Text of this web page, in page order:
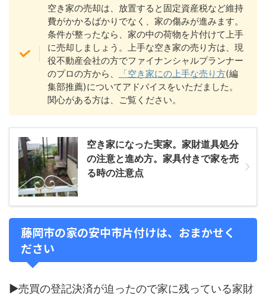
空き家の売却は、放置すると固定資産税など維持
費がかかるばかりでなく、家の傷みが進みます。
条件が整ったなら、家の中の荷物を片付けて上手
に売却しましょう。上手な空き家の売り方は、現
役不動産会社の方でファイナンシャルプランナー
のプロの方から、
「空き家にの上手な売り方(編
集部推薦)についてアドバイスをいただました。
関心がある方は、ご覧ください。
空き家になった実家。家財道具処分
の注意と進め方。家具付きで家を売
る時の注意点
藤岡市の家の安中市片付けは、おまかせく
ださい
▶売買の登記決済が迫ったので家に残っている家財